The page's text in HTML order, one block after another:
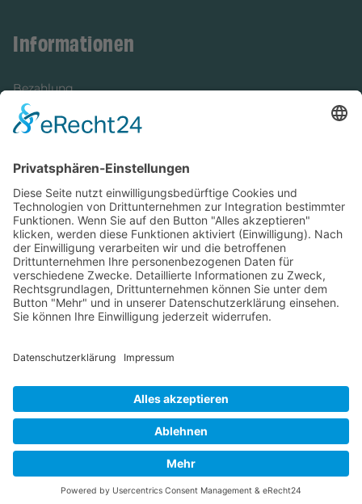
Informationen
Bezahlung
Newsletter
Versandinformationen
Verfügbarkeit/Verträglichkeit
Rechtliches
Widerrufsrecht und Widerrufsformular
Impressum
Datenschutzerklärung
Cookie-Einstellungen
AGB
Streitbeilegungsstelle
Vertrag widerrufen